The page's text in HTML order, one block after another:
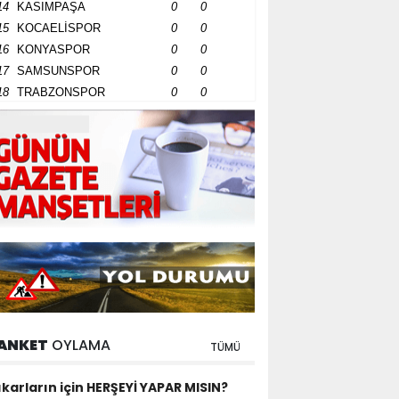
KASIMPAŞA 0
0
KOCAELİSPOR 0
0
KONYASPOR 0
0
SAMSUNSPOR 0
0
TRABZONSPOR 0 0
OYLAMA TÜMÜ
için HERŞEYİ YAPAR MISIN?